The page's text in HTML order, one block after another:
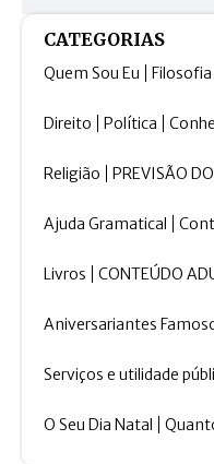
CATEGORIAS
Quem Sou Eu Filosofia
Direito Política
Religião PREVISÃO
Ajuda Gramatical
Livros CONTEÚDO
Aniversariantes
Serviços e utilidade
O Seu Dia Natal